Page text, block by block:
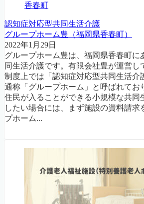
香春町
認知症対応型共同生活介護
グループホーム豊（福岡県香春町）
2022年1月29日
グループホーム豊は、福岡県香春町に
同生活介護です。有限会社豊が運営し
制度上では「認知症対応型共同生活介
通称「グループホーム」と呼ばれてお
住民が入ることができる小規模な共同
したい場合には、まず施設の資料請求
プホーム...